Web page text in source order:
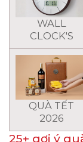
WALL
CLOCK'S
QUÀ TẾT
2026
25+ gợi ý